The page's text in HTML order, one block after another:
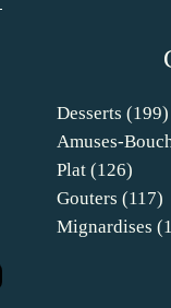
Desserts (199)
Amuses-
Plat (126)
Gouters (117)
Mignardises